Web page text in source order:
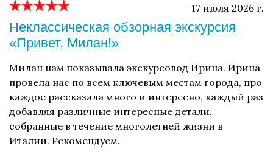
17 июля 2026 г.
Неклассическая обзорная экскурсия
«Привет, Милан!»
Милан нам показывала экскурсовод Ирина. Ирина
провела нас по всем ключевым местам города, про
каждое рассказала много и интересно, каждый раз
добавляя различные интересные детали,
собранные в течение многолетней жизни в
Италии. Рекомендуем.